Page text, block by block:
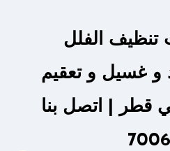
الفلل
و غسيل و تعقيم
قطر | اتصل بنا